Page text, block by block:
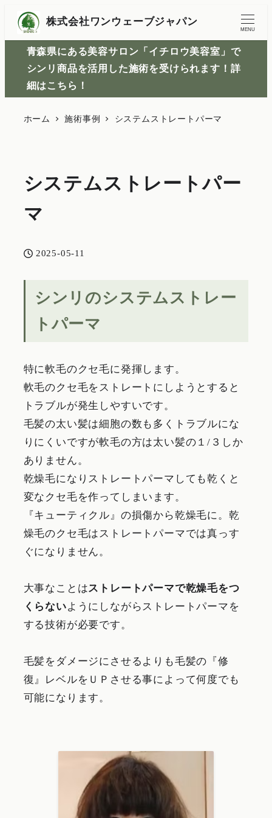
株式会社ワンウェーブジャパン
MENU
青森県にある美容サロン「イチロウ美容室」で
シンリ商品を活用した施術を受けられます！詳
細はこちら！
ホーム 施術事例 システムストレートパーマ
システムストレートパー
マ
投稿日
2025-05-11
シンリのシステムストレー
トパーマ
特に軟毛のクセ毛に発揮します。
軟毛のクセ毛をストレートにしようとすると
トラブルが発生しやすいです。
毛髪の太い髪は細胞の数も多くトラブルにな
りにくいですが軟毛の方は太い髪の１/３しか
ありません。
乾燥毛になりストレートパーマしても乾くと
変なクセ毛を作ってしまいます。
『キューティクル』の損傷から乾燥毛に。乾
燥毛のクセ毛はストレートパーマでは真っす
ぐになりません。
大事なことはストレートパーマで乾燥毛をつ
くらないようにしながらストレートパーマを
する技術が必要です。
毛髪をダメージにさせるよりも毛髪の『修
復』レベルをＵＰさせる事によって何度でも
可能になります。